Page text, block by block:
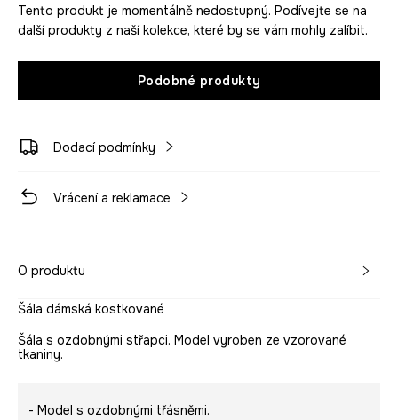
Tento produkt je momentálně nedostupný. Podívejte se na
další produkty z naší kolekce, které by se vám mohly zalíbit.
Podobné produkty
Dodací podmínky
Vrácení a reklamace
O produktu
Šála dámská kostkované
Šála s ozdobnými střapci. Model vyroben ze vzorované
tkaniny.
- Model s ozdobnými třásněmi.